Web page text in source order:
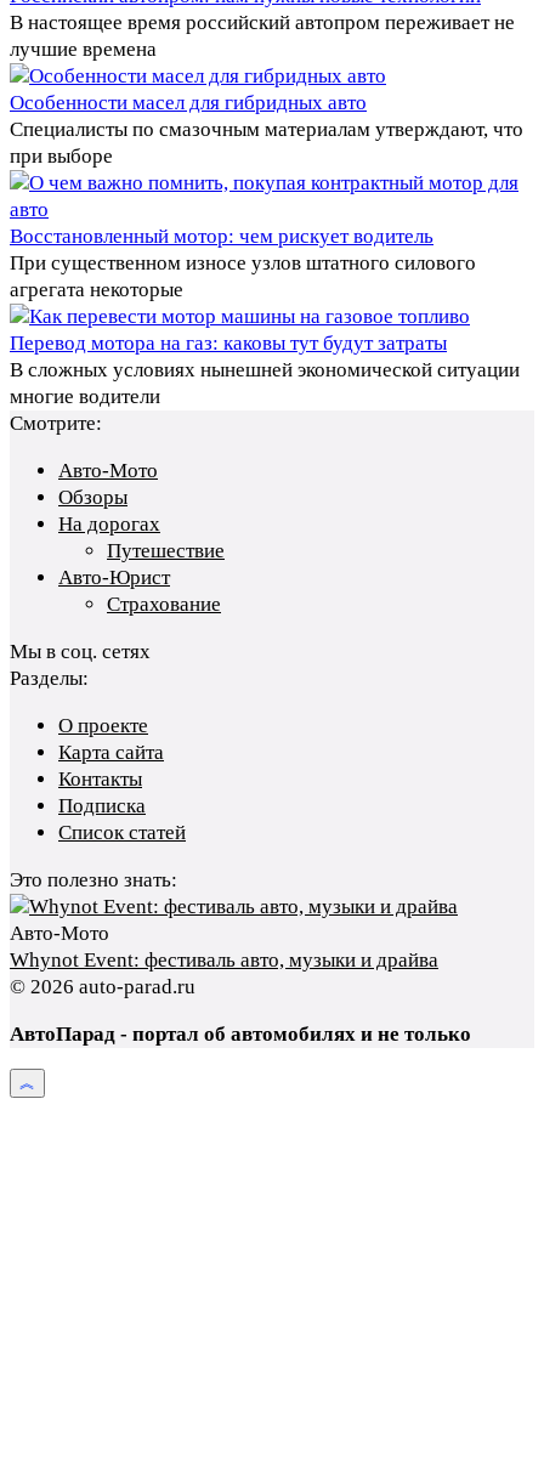
В настоящее время российский автопром переживает не
лучшие времена
Особенности масел для гибридных авто
Специалисты по смазочным материалам утверждают, что
при выборе
Восстановленный мотор: чем рискует водитель
При существенном износе узлов штатного силового
агрегата некоторые
Перевод мотора на газ: каковы тут будут затраты
В сложных условиях нынешней экономической ситуации
многие водители
Смотрите:
Авто-Мото
Обзоры
На дорогах
Путешествие
Авто-Юрист
Страхование
Мы в соц. сетях
Разделы:
О проекте
Карта сайта
Контакты
Подписка
Список статей
Это полезно знать:
Авто-Мото
Whynot Event: фестиваль авто, музыки и драйва
© 2026 auto-parad.ru
АвтоПарад - портал об автомобилях и не только